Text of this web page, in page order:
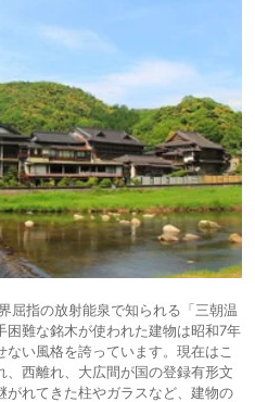
屈指の放射能泉で知られる「三朝温
困難な銘木が使われた建物は昭和7年
い風格を誇っています。現在はこ
西離れ、大広間が国の登録有形文
れてきた柱やガラスなど、建物の